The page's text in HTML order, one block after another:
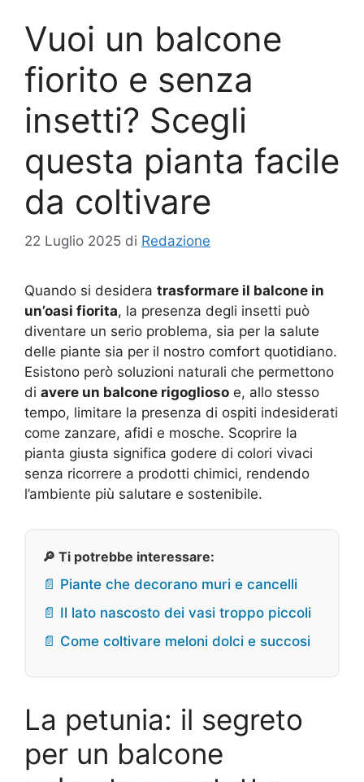
Vuoi un balcone
fiorito e senza
insetti? Scegli
questa pianta facile
da coltivare
22 Luglio 2025 di Redazione
Quando si desidera trasformare il balcone in
un’oasi fiorita, la presenza degli insetti può
diventare un serio problema, sia per la salute
delle piante sia per il nostro comfort quotidiano.
Esistono però soluzioni naturali che permettono
di avere un balcone rigoglioso e, allo stesso
tempo, limitare la presenza di ospiti indesiderati
come zanzare, afidi e mosche. Scoprire la
pianta giusta significa godere di colori vivaci
senza ricorrere a prodotti chimici, rendendo
l’ambiente più salutare e sostenibile.
🔎 Ti potrebbe interessare:
📄 Piante che decorano muri e cancelli
📄 Il lato nascosto dei vasi troppo piccoli
📄 Come coltivare meloni dolci e succosi
La petunia: il segreto
per un balcone